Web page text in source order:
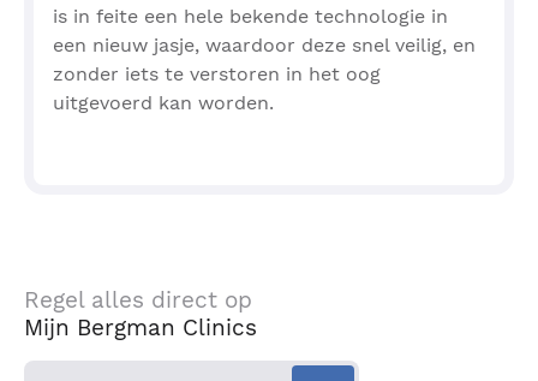
is in feite een hele bekende technologie in
een nieuw jasje, waardoor deze snel veilig, en
zonder iets te verstoren in het oog
uitgevoerd kan worden.
Regel alles direct op
Mijn Bergman Clinics